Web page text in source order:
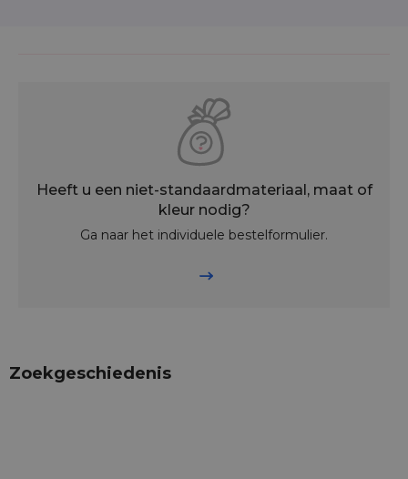
Heeft u een niet-standaardmateriaal, maat of
kleur nodig?
Ga naar het individuele bestelformulier.
Zoekgeschiedenis